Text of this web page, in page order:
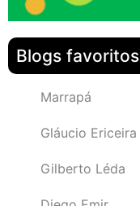
Blogs favoritos
Marrapá
Gláucio Ericeira
Gilberto Léda